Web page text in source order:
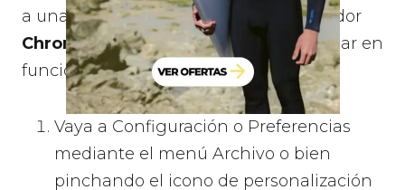
a unacookiedeterminada del navegador
Chrome. Nota: estos pasos pueden variar en
función de la versión del navegador:
Vaya a Configuración o Preferencias
mediante el menú Archivo o bien
pinchando el icono de personalización